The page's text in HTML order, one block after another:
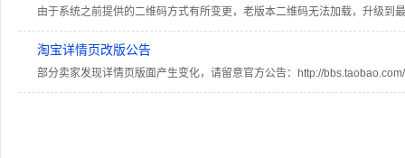
由于系统之前提供的二维码方式有所变更，老版本二维码无法加载，升级
淘宝详情页改版公告
部分卖家发现详情页版面产生变化，请留意官方公告：http://